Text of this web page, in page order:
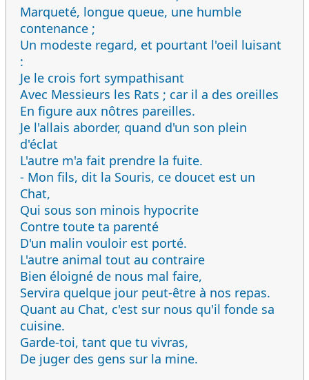
Marqueté, longue queue, une humble
contenance ;
Un modeste regard, et pourtant l'oeil luisant
:
Je le crois fort sympathisant
Avec Messieurs les Rats ; car il a des oreilles
En figure aux nôtres pareilles.
Je l'allais aborder, quand d'un son plein
d'éclat
L'autre m'a fait prendre la fuite.
- Mon fils, dit la Souris, ce doucet est un
Chat,
Qui sous son minois hypocrite
Contre toute ta parenté
D'un malin vouloir est porté.
L'autre animal tout au contraire
Bien éloigné de nous mal faire,
Servira quelque jour peut-être à nos repas.
Quant au Chat, c'est sur nous qu'il fonde sa
cuisine.
Garde-toi, tant que tu vivras,
De juger des gens sur la mine.